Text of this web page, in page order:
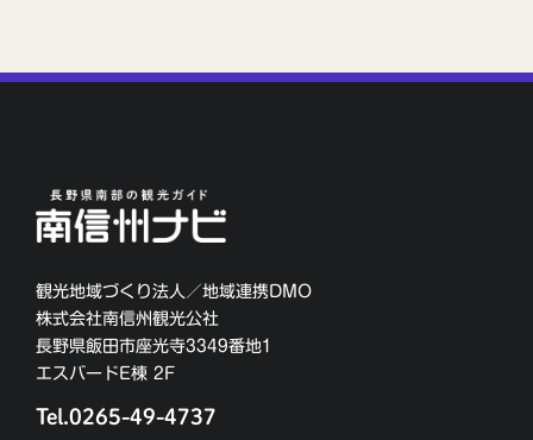
観光地域づくり法人／地域連携DMO
株式会社南信州観光公社
長野県飯田市座光寺3349番地1
エスバードE棟 2F
Tel.0265-49-4737